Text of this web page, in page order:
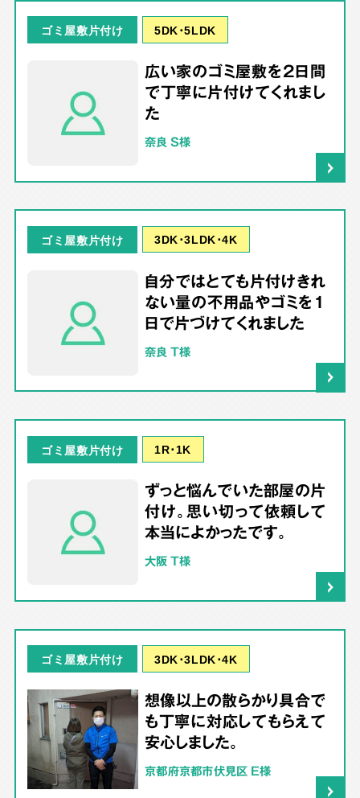
ゴミ屋敷片付け 5DK･5LDK
広い家のゴミ屋敷を2日間
で丁寧に片付けてくれまし
た
奈良 S様
ゴミ屋敷片付け 3DK･3LDK･4K
自分ではとても片付けきれ
ない量の不用品やゴミを1
日で片づけてくれました
奈良 T様
ゴミ屋敷片付け 1R･1K
ずっと悩んでいた部屋の片
付け。思い切って依頼して
本当によかったです。
大阪 T様
ゴミ屋敷片付け 3DK･3LDK･4K
想像以上の散らかり具合で
も丁寧に対応してもらえて
安心しました。
京都府京都市伏見区 E様